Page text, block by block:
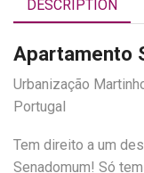
DESCRIPTION
Apartamento
Urbanização
Portugal
Tem direito a um
Senadomum! Só